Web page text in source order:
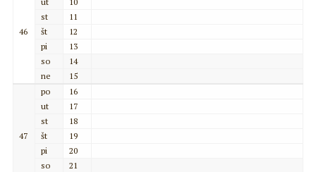
46
st
11
št
12
pi
13
so
14
ne
15
47
po
16
ut
17
st
18
št
19
pi
20
so
21